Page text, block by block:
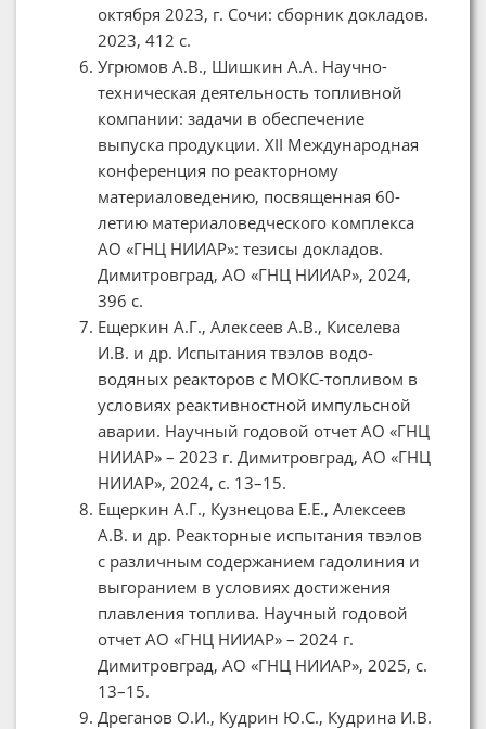
октября 2023, г. Сочи: cборник докладов.
2023, 412 c.
Угрюмов А.В., Шишкин А.А. Научно-
техническая деятельность топливной
компании: задачи в обеспечение
выпуска продукции. XII Международная
конференция по реакторному
материаловедению, посвященная 60-
летию материаловедческого комплекса
АО «ГНЦ НИИАР»: тезисы докладов.
Димитровград, АО «ГНЦ НИИАР», 2024,
396 c.
Ещеркин А.Г., Алексеев А.В., Киселева
И.В. и др. Испытания твэлов водо-
водяных реакторов с МОКС-топливом в
условиях реактивностной импульсной
аварии. Научный годовой отчет АО «ГНЦ
НИИАР» – 2023 г. Димитровград, АО «ГНЦ
НИИАР», 2024, с. 13–15.
Ещеркин А.Г., Кузнецова Е.Е., Алексеев
А.В. и др. Реакторные испытания твэлов
с различным содержанием гадолиния и
выгоранием в условиях достижения
плавления топлива. Научный годовой
отчет АО «ГНЦ НИИАР» – 2024 г.
Димитровград, АО «ГНЦ НИИАР», 2025, с.
13–15.
Дреганов О.И., Кудрин Ю.С., Кудрина И.В.